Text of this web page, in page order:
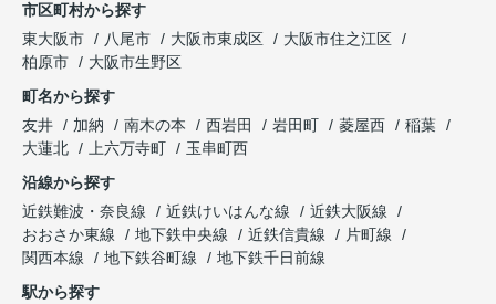
市区町村から探す
東大阪市
八尾市 大阪市東成区
大阪市住之江区
柏原市
大阪市生野区
町名から探す
友井
加納 南木の本 西岩田 岩田町 菱屋西
稲葉
大蓮北
上六万寺町
玉串町西
沿線から探す
近鉄難波・奈良線
近鉄けいはんな線
近鉄大阪線
おおさか東線
地下鉄中央線 近鉄信貴線
片町線
関西本線
地下鉄谷町線
地下鉄千日前線
駅から探す